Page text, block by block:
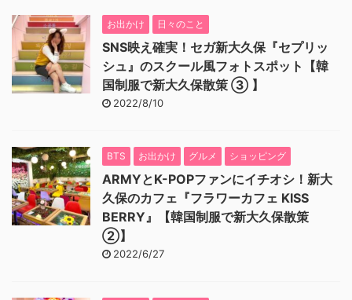
お出かけ 日々のこと
SNS映え確実！セガ新大久保『セプリッ
シュ』のスクール風フォトスポット【韓
国制服で新大久保散策 ③ 】
2022/8/10
BTS お出かけ グルメ ショッピング
ARMYとK-POPファンにイチオシ！新大
久保のカフェ『フラワーカフェ KISS
BERRY』【韓国制服で新大久保散策
②】
2022/6/27